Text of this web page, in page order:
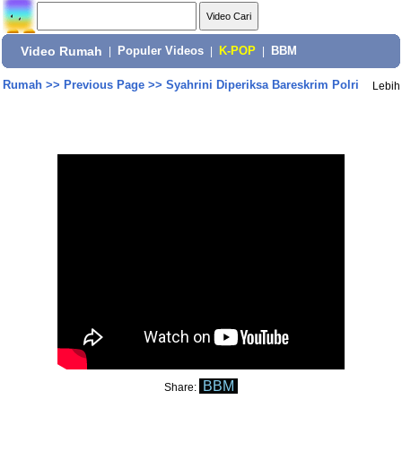
Video Rumah Populer Videos K-POP BBM
Rumah>> Previous Page>> Syahrini Diperiksa Bareskrim Polri Lebih
Share: BBM